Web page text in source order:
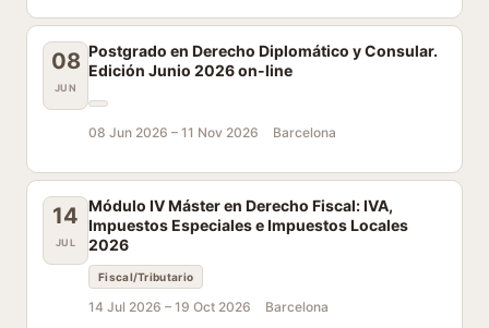
08
JUN
Postgrado en Derecho Diplomático y Consular.
Edición Junio 2026 on-line
08 Jun 2026 – 11 Nov 2026 Barcelona
14
JUL
Módulo IV Máster en Derecho Fiscal: IVA,
Impuestos Especiales e Impuestos Locales
2026
Fiscal/Tributario
14 Jul 2026 – 19 Oct 2026 Barcelona